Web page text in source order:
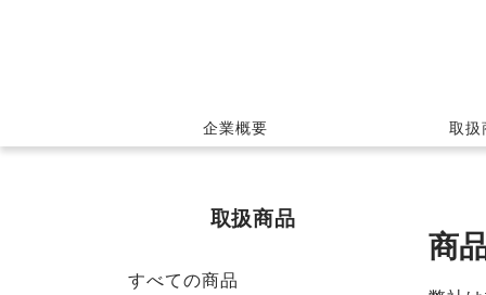
企業概要 取扱
取扱商品
すべての商品
商